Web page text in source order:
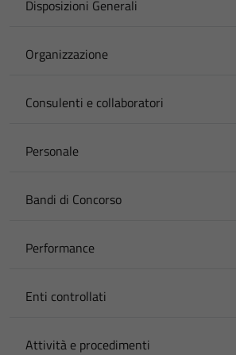
Disposizioni Generali
Organizzazione
Consulenti e collaboratori
Personale
Bandi di Concorso
Performance
Enti controllati
Attività e procedimenti